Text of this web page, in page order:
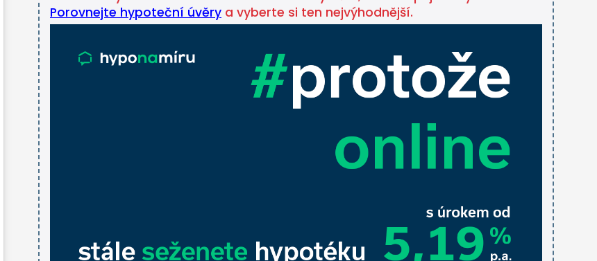
Porovnejte hypoteční úvěry a vyberte si ten nejvýhodnější.